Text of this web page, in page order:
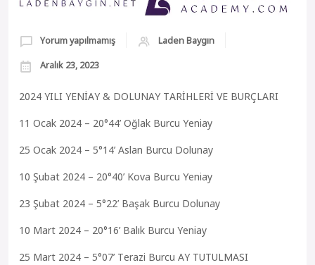
Yorum yapılmamış Laden Baygın
Aralık 23, 2023
2024 YILI YENİAY & DOLUNAY TARİHLERİ VE BURÇLARI
11 Ocak 2024 – 20°44’ Oğlak Burcu Yeniay
25 Ocak 2024 – 5°14’ Aslan Burcu Dolunay
10 Şubat 2024 – 20°40’ Kova Burcu Yeniay
23 Şubat 2024 – 5°22’ Başak Burcu Dolunay
10 Mart 2024 – 20°16’ Balık Burcu Yeniay
25 Mart 2024 – 5°07’ Terazi Burcu AY TUTULMASI